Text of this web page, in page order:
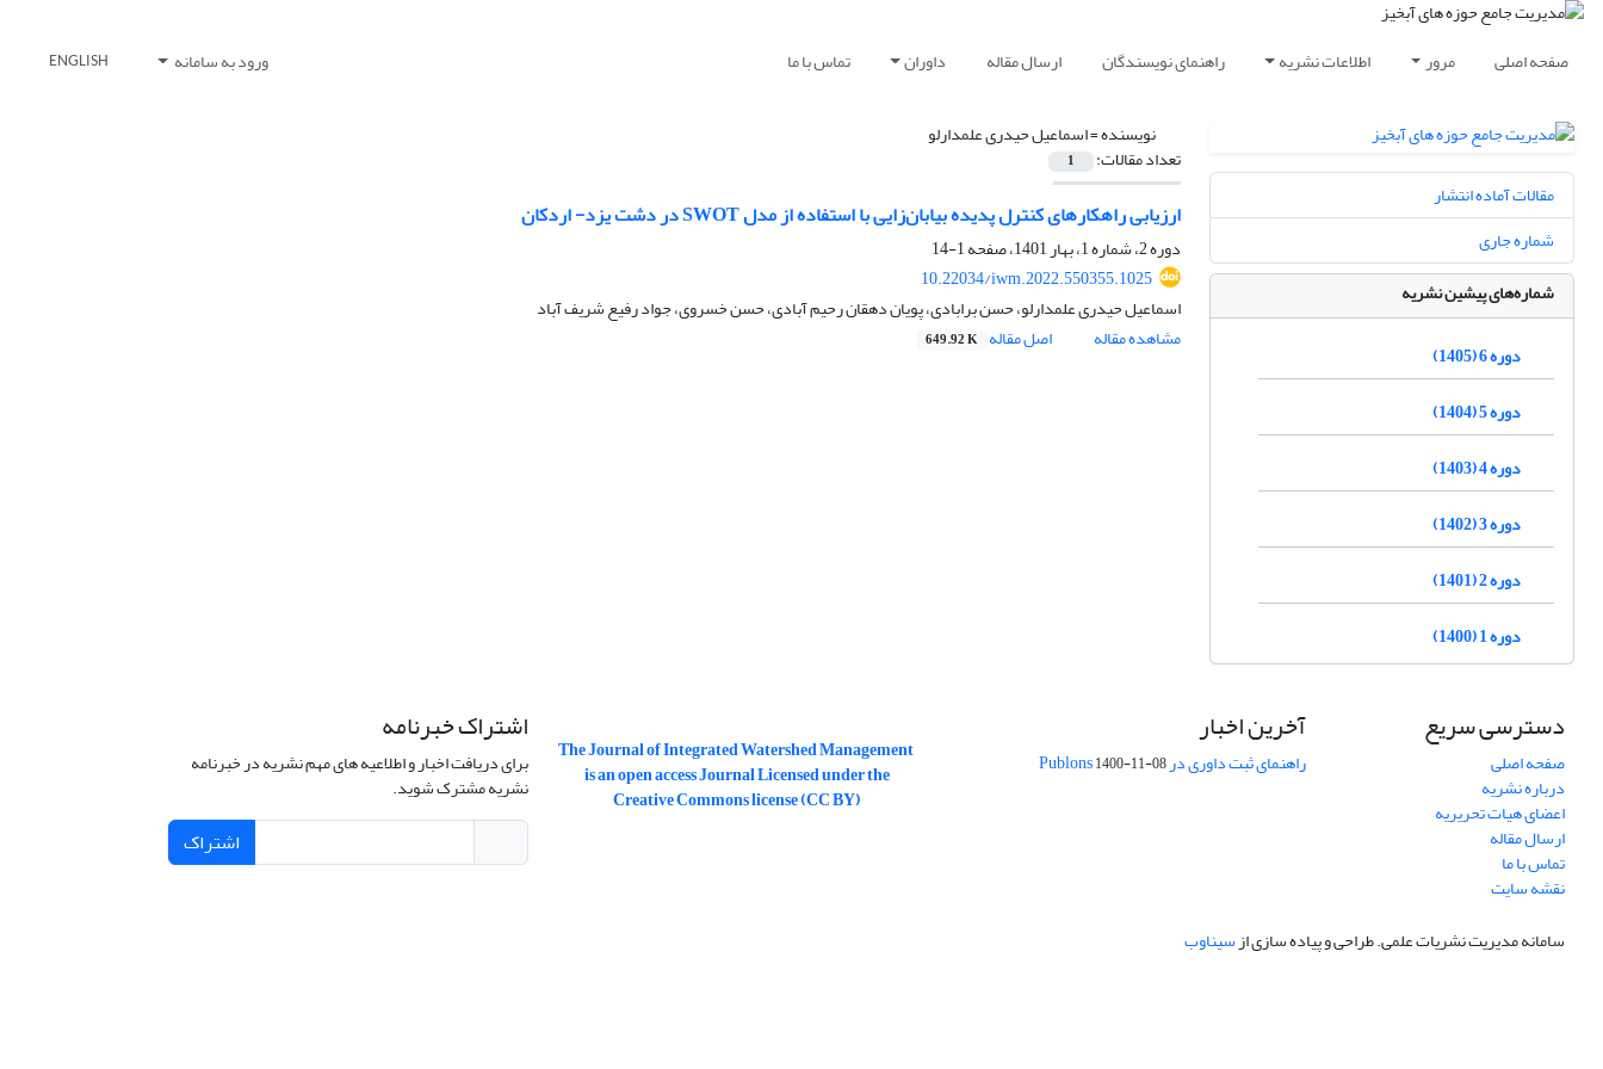
صفحه اصلی مرور اطلاعات نشریه راهنمای نویسندگان ارسال مقاله داوران تماس با ما ورود به سامانه ENGLISH
نویسنده =اسماعیل حیدری علمدارلو
تعداد مقالات: 1
ارزیابی راهکارهای کنترل پدیده بیابان‌زایی با استفاده از مدل SWOT در دشت یزد- اردکان
دوره 2، شماره 1، بهار 1401، صفحه
1-14
10.22034/iwm.2022.550355.1025
اسماعیل حیدری علمدارلو، حسن برابادی، پویان دهقان رحیم آبادی، حسن خسروی، جواد رفیع شریف آباد
مشاهده مقاله
اصل مقاله 649.92 K
مقالات آماده انتشار
شماره جاری
شماره‌های پیشین نشریه
دوره 6 (1405)
دوره 5 (1404)
دوره 4 (1403)
دوره 3 (1402)
دوره 2 (1401)
دوره 1 (1400)
دسترسی سریع
صفحه اصلی
درباره نشریه
اعضای هیات تحریریه
ارسال مقاله
تماس با ما
نقشه سایت
آخرین اخبار
راهنمای ثبت داوری در Publons1400-11-08
The Journal of Integrated Watershed Management
is an open access Journal Licensed under the
Creative Commons license (CC BY)
اشتراک خبرنامه
برای دریافت اخبار و اطلاعیه های مهم نشریه در خبرنامه
نشریه مشترک شوید.
اشتراک
سامانه مدیریت نشریات علمی.طراحی و پیاده سازی ازسیناوب